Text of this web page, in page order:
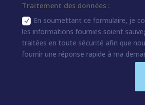
Traitement des données :
En soumettant ce formulaire, je
les informations fournies soient
traitées en toute sécurité afin que
fournir une réponse rapide à ma